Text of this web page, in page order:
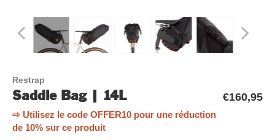
Restrap
Saddle Bag | 14L €160,95
⇨ Utilisez le code OFFER10 pour une réduction
de 10% sur ce produit